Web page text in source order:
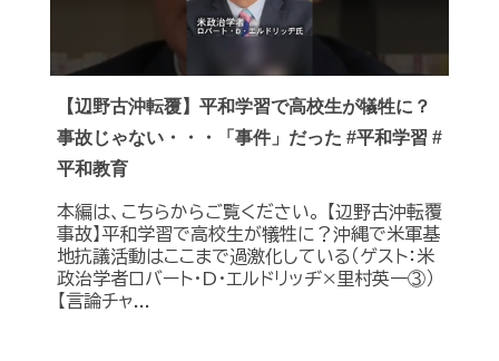
【辺野古沖転覆】平和学習で高校生が犠牲に？
事故じゃない・・・「事件」だった #平和学習 #
平和教育
本編は、こちらからご覧ください。 【辺野古沖転覆
事故】平和学習で高校生が犠牲に？沖縄で米軍基
地抗議活動はここまで過激化している（ゲスト：米
政治学者ロバート・D・エルドリッヂ×里村英一③）
【言論チャ...